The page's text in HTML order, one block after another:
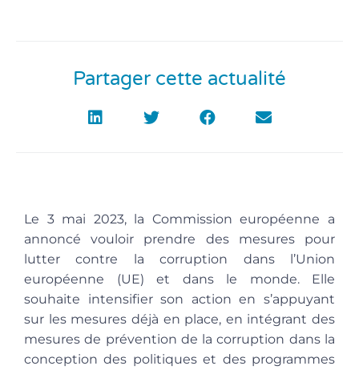
Partager cette actualité
Le 3 mai 2023, la Commission européenne a
annoncé vouloir prendre des mesures pour
lutter contre la corruption dans l’Union
européenne (UE) et dans le monde. Elle
souhaite intensifier son action en s’appuyant
sur les mesures déjà en place, en intégrant des
mesures de prévention de la corruption dans la
conception des politiques et des programmes